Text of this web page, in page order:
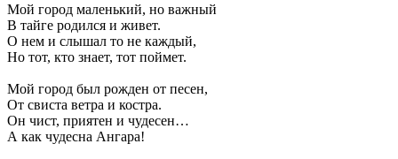
Мой город маленький, но важный
В тайге родился и живет.
О нем и слышал то не каждый,
Но тот, кто знает, тот поймет.
Мой город был рожден от песен,
От свиста ветра и костра.
Он чист, приятен и чудесен…
А как чудесна Ангара!